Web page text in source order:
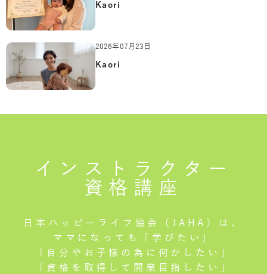
Kaori
2026年07月23日
Kaori
インストラクター
資格講座
日本ハッピーライフ協会（JAHA）は、
ママになっても「学びたい」
「自分やお子様の為に何かしたい」
「資格を取得して開業目指したい」